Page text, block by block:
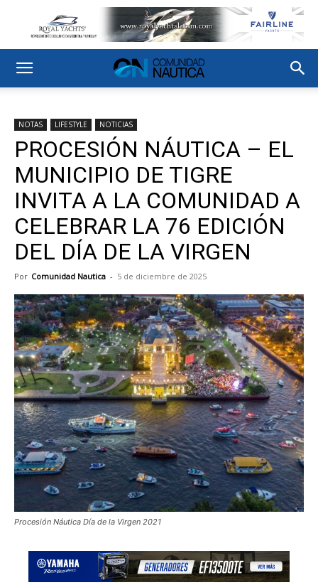
NOTAS LIFESTYLE NOTICIAS
PROCESIÓN NÁUTICA – EL
MUNICIPIO DE TIGRE
INVITA A LA COMUNIDAD A
CELEBRAR LA 76 EDICIÓN
DEL DÍA DE LA VIRGEN
Por Comunidad Nautica - 5 de diciembre de 2025
Procesión Náutica Día de la Virgen 2021